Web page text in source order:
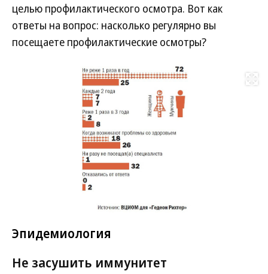
целью профилактического осмотра. Вот как
ответы на вопрос: насколько регулярно вы
посещаете профилактические осмотры?
Эпидемиология
Не засушить иммунитет